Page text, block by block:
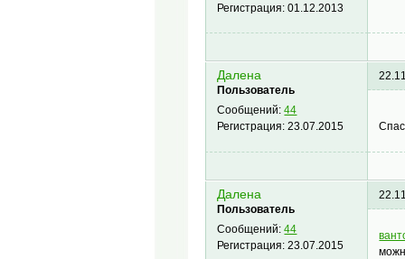
Регистрация:01.12.2013
Далена
Пользователь
Сообщений:44
Регистрация:23.07.2015
Далена
Пользователь
Сообщений:44
Регистрация:23.07.2015